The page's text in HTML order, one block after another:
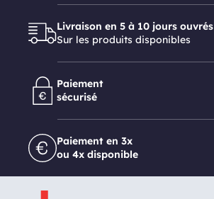
Livraison en 5 à 10 jours ouvrés
Sur les produits disponibles
Paiement
sécurisé
Paiement en 3x
ou 4x disponible